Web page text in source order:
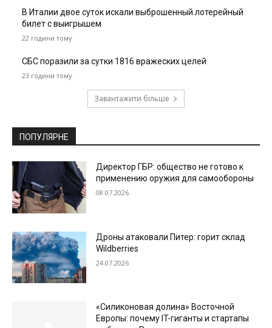
В Италии двое суток искали выброшенный лотерейный
билет с выигрышем
22 години тому
СБС поразили за сутки 1816 вражеских целей
23 години тому
Завантажити більше
ПОПУЛЯРНЕ
Директор ГБР: общество не готово к
применению оружия для самообороны
08.07.2026
Дроны атаковали Питер: горит склад
Wildberries
24.07.2026
«Силиконовая долина» Восточной
Европы: почему IT-гиганты и стартапы